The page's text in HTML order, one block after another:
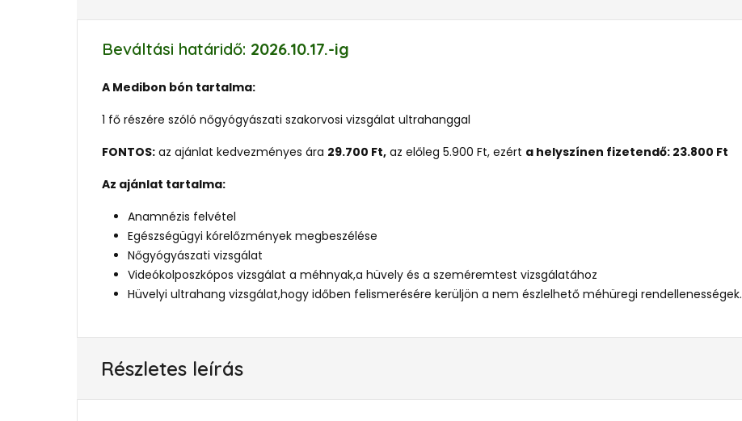
Beváltási határidő: 2026.10.17.-ig
A Medibon bón tartalma:
1 fő részére szóló nőgyógyászati szakorvosi vizsgálat ultrahanggal
FONTOS:az ajánlat kedvezményes ára 29.700 Ft,az előleg 5.900 Ft, ezért a helyszínen fizetendő: 23.800 Ft
Az ajánlat tartalma:
Anamnézis felvétel
Egészségügyi kórelőzmények megbeszélése
Nőgyógyászati vizsgálat
Videókolposzkópos vizsgálat a méhnyak,a hüvely és a szeméremtest vizsgálatához
Hüvelyi ultrahang vizsgálat,hogy időben felismerésére kerüljön a nem észlelhető méhüregi rendellenességek.
Részletes leírás